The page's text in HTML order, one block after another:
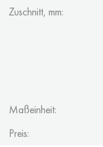
Zuschnitt, mm:
Maßeinheit:
Preis: